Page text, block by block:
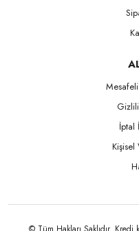
Mesafeli
İptal
Kişisel